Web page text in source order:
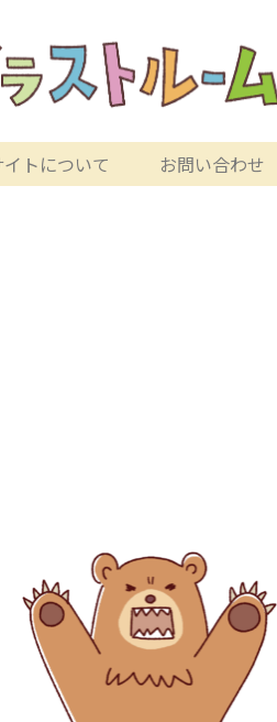
イトについて お問い合わせ